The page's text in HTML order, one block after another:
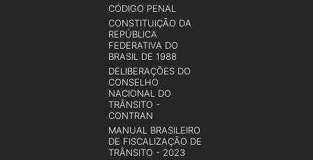
CÓDIGO PENAL
CONSTITUIÇÃO DA
REPÚBLICA
FEDERATIVA DO
BRASIL DE 1988
DELIBERAÇÕES DO
CONSELHO
NACIONAL DO
TRÂNSITO -
CONTRAN
MANUAL BRASILEIRO
DE FISCALIZAÇÃO DE
TRÂNSITO - 2023